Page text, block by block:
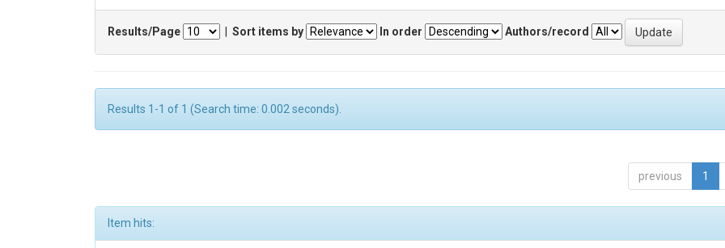
Results/Page Sort items by In order Authors/record
Results 1-1 of 1 (Search time: 0.002 seconds).
previous 1
Item hits: